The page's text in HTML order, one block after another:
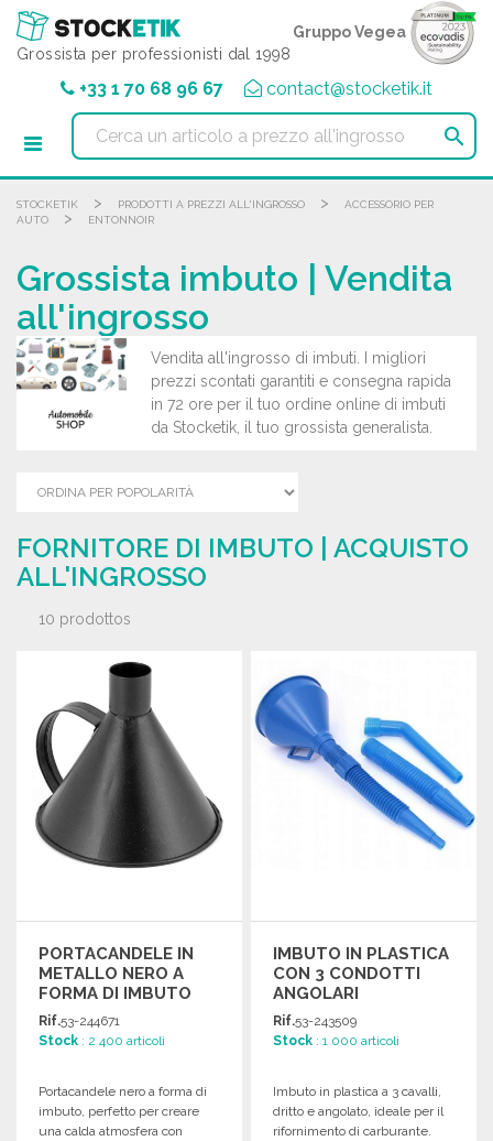
Grossista per professionisti dal 1998
Gruppo Vegea
+33 1 70 68 96 67 contact@stocketik.it

STOCKETIK > PRODOTTI A PREZZI ALL'INGROSSO >
ACCESSORIO PER
AUTO
> ENTONNOIR
Grossista imbuto | Vendita
all'ingrosso
Vendita all'ingrosso di imbuti. I migliori
prezzi scontati garantiti e consegna rapida
in 72 ore per il tuo ordine online di imbuti
da Stocketik, il tuo grossista generalista.
FORNITORE DI IMBUTO | ACQUISTO
ALL'INGROSSO
10 prodottos
PORTACANDELE IN
METALLO NERO A
FORMA DI IMBUTO
Rif.53-244671
Stock : 2 400 articoli
Portacandele nero a forma di
imbuto, perfetto per creare
una calda atmosfera con
IMBUTO IN PLASTICA
CON 3 CONDOTTI
ANGOLARI
Rif.53-243509
Stock : 1 000 articoli
Imbuto in plastica a 3 cavalli,
dritto e angolato, ideale per il
rifornimento di carburante.
Pannello di gestione dei cookies